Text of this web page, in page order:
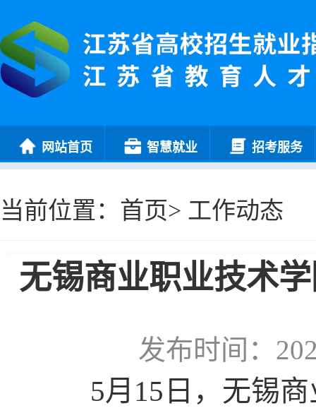
网站首页 智慧就业 招考服务
当前位置： 首页> 工作动态
无锡商业职业技术
发布时间：
5月15日，无锡商